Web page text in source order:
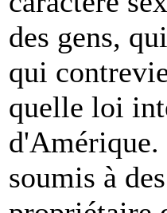
des gens,
qui
quelle loi
d'Amérique.
soumis à